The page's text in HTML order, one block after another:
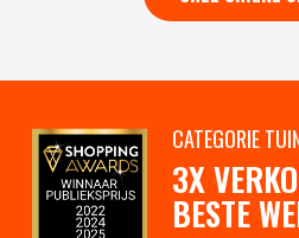
CATEGORIE
3X
BESTE